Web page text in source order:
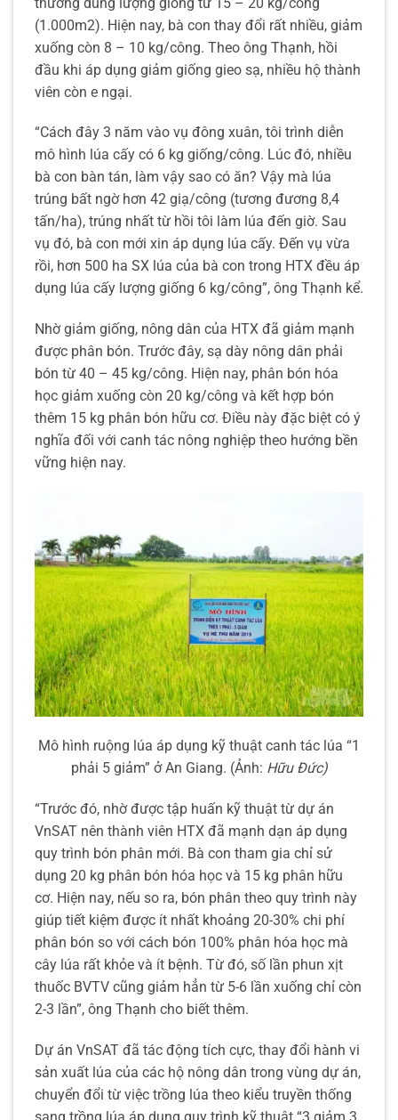
(1.000m2). Hiện nay, bà con thay đổi rất nhiều, giảm
xuống còn 8 – 10 kg/công. Theo ông Thạnh, hồi
đầu khi áp dụng giảm giống gieo sạ, nhiều hộ thành
viên còn e ngại.
“Cách đây 3 năm vào vụ đông xuân, tôi trình diễn
mô hình lúa cấy có 6 kg giống/công. Lúc đó, nhiều
bà con bàn tán, làm vậy sao có ăn? Vậy mà lúa
trúng bất ngờ hơn 42 giạ/công (tương đương 8,4
tấn/ha), trúng nhất từ hồi tôi làm lúa đến giờ. Sau
vụ đó, bà con mới xin áp dụng lúa cấy. Đến vụ vừa
rồi, hơn 500 ha SX lúa của bà con trong HTX đều áp
dụng lúa cấy lượng giống 6 kg/công”, ông Thạnh kể.
Nhờ giảm giống, nông dân của HTX đã giảm mạnh
được phân bón. Trước đây, sạ dày nông dân phải
bón từ 40 – 45 kg/công. Hiện nay, phân bón hóa
học giảm xuống còn 20 kg/công và kết hợp bón
thêm 15 kg phân bón hữu cơ. Điều này đặc biệt có ý
nghĩa đối với canh tác nông nghiệp theo hướng bền
vững hiện nay.
Mô hình ruộng lúa áp dụng kỹ thuật canh tác lúa “1
phải 5 giảm” ở An Giang. (Ảnh: Hữu Đức)
“Trước đó, nhờ được tập huấn kỹ thuật từ dự án
VnSAT nên thành viên HTX đã mạnh dạn áp dụng
quy trình bón phân mới. Bà con tham gia chỉ sử
dụng 20 kg phân bón hóa học và 15 kg phân hữu
cơ. Hiện nay, nếu so ra, bón phân theo quy trình này
giúp tiết kiệm được ít nhất khoảng 20-30% chi phí
phân bón so với cách bón 100% phân hóa học mà
cây lúa rất khỏe và ít bệnh. Từ đó, số lần phun xịt
thuốc BVTV cũng giảm hẳn từ 5-6 lần xuống chỉ còn
2-3 lần”, ông Thạnh cho biết thêm.
Dự án VnSAT đã tác động tích cực, thay đổi hành vi
sản xuất lúa của các hộ nông dân trong vùng dự án,
chuyển đổi từ việc trồng lúa theo kiểu truyền thống